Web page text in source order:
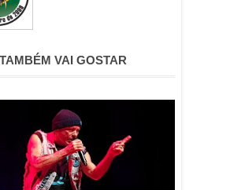
VAI GOSTAR